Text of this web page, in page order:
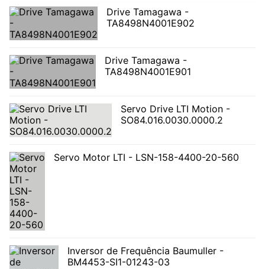
Drive Tamagawa -
TA8498N4001E902
Drive Tamagawa -
TA8498N4001E901
Servo Drive LTI Motion -
SO84.016.0030.0000.2
Servo Motor LTI - LSN-158-4400-20-560
Inversor de Frequência Baumuller -
BM4453-SI1-01243-03